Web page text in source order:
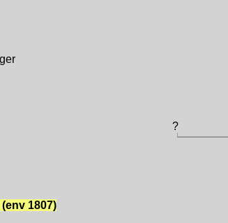
?
(env 1807)